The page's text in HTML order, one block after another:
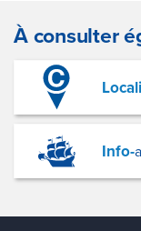
À consulter
Info-